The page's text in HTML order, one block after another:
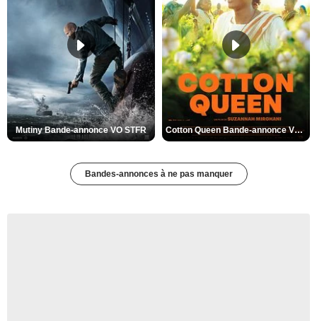
Mutiny Bande-annonce VO STFR Cotton Queen Bande-annonce VO STFR
Bandes-annonces à ne pas manquer